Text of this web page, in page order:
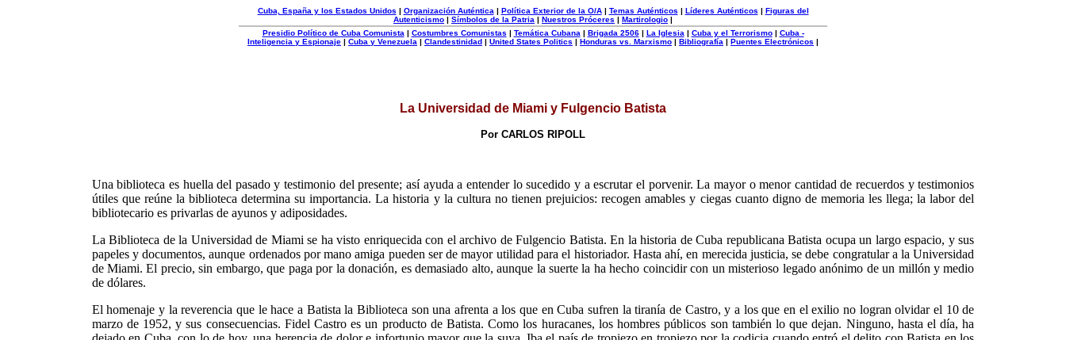
Cuba, España y los Estados Unidos | Organización Auténtica | Política Exterior de la O/A| Temas Auténticos | Líderes Auténticos | Figuras del
Autenticismo | Símbolos de la Patria | Nuestros Próceres | Martirologio |
Presidio Político de Cuba Comunista | Costumbres Comunistas | Temática Cubana | Brigada 2506| La Iglesia | Cuba y el Terrorismo| Cuba -
Inteligencia y Espionaje | Cuba y Venezuela | Clandestinidad | United States Politics | Honduras vs. Marxismo | Bibliografía | Puentes Electrónicos |
La Universidad de Miami y Fulgencio Batista
Por CARLOS RIPOLL
Una biblioteca es huella del pasado y testimonio del presente; así ayuda a entender lo sucedido y a escrutar el porvenir. La mayor o menor cantidad de recuerdos y testimonios
útiles que reúne la biblioteca determina su importancia. La historia y la cultura no tienen prejuicios: recogen amables y ciegas cuanto digno de memoria les llega; la labor del
bibliotecario es privarlas de ayunos y adiposidades.
La Biblioteca de la Universidad de Miami se ha visto enriquecida con el archivo de Fulgencio Batista. En la historia de Cuba republicana Batista ocupa un largo espacio, y sus
papeles y documentos, aunque ordenados por mano amiga pueden ser de mayor utilidad para el historiador. Hasta ahí, en merecida justicia, se debe congratular a la Universidad
de Miami. El precio, sin embargo, que paga por la donación, es demasiado alto, aunque la suerte la ha hecho coincidir con un misterioso legado anónimo de un millón y medio
de dólares.
El homenaje y la reverencia que le hace a Batista la Biblioteca son una afrenta a los que en Cuba sufren la tiranía de Castro, y a los que en el exilio no logran olvidar el 10 de
marzo de 1952, y sus consecuencias. Fidel Castro es un producto de Batista. Como los huracanes, los hombres públicos son también lo que dejan. Ninguno, hasta el día, ha